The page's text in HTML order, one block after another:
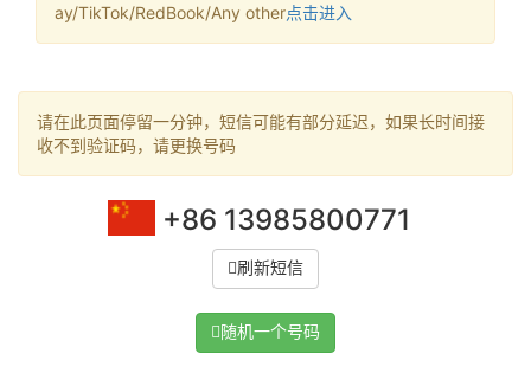
ay/TikTok/RedBook/Any other点击进入
请在此页面停留一分钟，短信可能有部分延迟，如果长时间接
收不到验证码，请更换号码
+86 13985800771
刷新短信
随机一个号码